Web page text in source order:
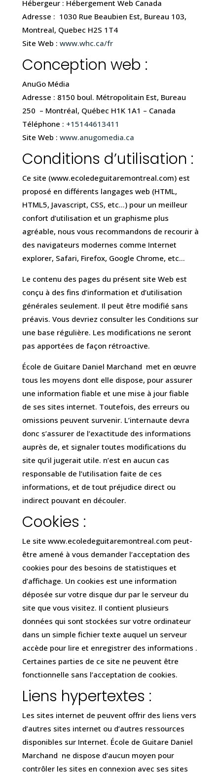
Hébergeur : Hébergement Web Canada
Adresse : 1030 Rue Beaubien Est, Bureau 103,
Montreal, Quebec H2S 1T4
Site Web : www.whc.ca/fr
Conception web :
AnuGo Média
Adresse : 8150 boul. Métropolitain Est, Bureau
250 – Montréal, Québec H1K 1A1 – Canada
Téléphone : +15144613411
Site Web : www.anugomedia.ca
Conditions d’utilisation :
Ce site (www.ecoledeguitaremontreal.com) est
proposé en différents langages web (HTML,
HTML5, Javascript, CSS, etc…) pour un meilleur
confort d’utilisation et un graphisme plus
agréable, nous vous recommandons de recourir à
des navigateurs modernes comme Internet
explorer, Safari, Firefox, Google Chrome, etc…
Le contenu des pages du présent site Web est
conçu à des fins d’information et d’utilisation
générales seulement. Il peut être modifié sans
préavis. Vous devriez consulter les Conditions sur
une base régulière. Les modifications ne seront
pas apportées de façon rétroactive.
École de Guitare Daniel Marchand met en œuvre
tous les moyens dont elle dispose, pour assurer
une information fiable et une mise à jour fiable
de ses sites internet. Toutefois, des erreurs ou
omissions peuvent survenir. L’internaute devra
donc s’assurer de l’exactitude des informations
auprès de, et signaler toutes modifications du
site qu’il jugerait utile. n’est en aucun cas
responsable de l’utilisation faite de ces
informations, et de tout préjudice direct ou
indirect pouvant en découler.
Cookies :
Le site www.ecoledeguitaremontreal.com peut-
être amené à vous demander l’acceptation des
cookies pour des besoins de statistiques et
d’affichage. Un cookies est une information
déposée sur votre disque dur par le serveur du
site que vous visitez. Il contient plusieurs
données qui sont stockées sur votre ordinateur
dans un simple fichier texte auquel un serveur
accède pour lire et enregistrer des informations .
Certaines parties de ce site ne peuvent être
fonctionnelle sans l’acceptation de cookies.
Liens hypertextes :
Les sites internet de peuvent offrir des liens vers
d’autres sites internet ou d’autres ressources
disponibles sur Internet. École de Guitare Daniel
Marchand ne dispose d’aucun moyen pour
contrôler les sites en connexion avec ses sites